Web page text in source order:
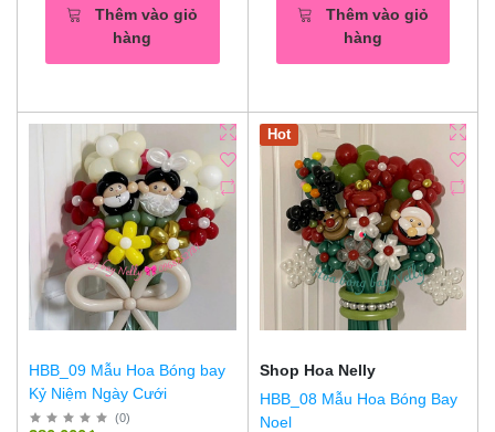
Thêm vào giỏ
hàng
Thêm vào giỏ
hàng
HBB_09 Mẫu Hoa Bóng bay
Kỷ Niệm Ngày Cưới
(0)
Hot
Shop Hoa Nelly
HBB_08 Mẫu Hoa Bóng Bay
Noel